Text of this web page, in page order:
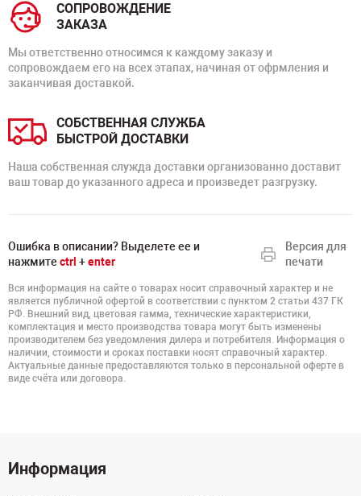
СОПРОВОЖДЕНИЕ
ЗАКАЗА
Мы ответственно относимся к каждому заказу и
сопровождаем его на всех этапах, начиная от офрмления и
заканчивая доставкой.
СОБСТВЕННАЯ СЛУЖБА
БЫСТРОЙ ДОСТАВКИ
Наша собственная служда доставки организованно доставит
ваш товар до указанного адреса и произведет разгрузку.
Ошибка в описании? Выделете ее и
нажмите ctrl +enter
Версия для
печати
Вся информация на сайте о товарах носит справочный характер и не
является публичной офертой в соответствии с пунктом 2 статьи 437 ГК
РФ. Внешний вид, цветовая гамма, технические характеристики,
комплектация и место производства товара могут быть изменены
производителем без уведомления дилера и потребителя. Информация о
наличии, стоимости и сроках поставки носят справочный характер.
Актуальные данные предоставляются только в персональной оферте в
виде счёта или договора.
Информация